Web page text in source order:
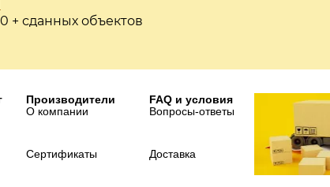
+ сданных объектов
Производители
О компании
Сертификаты
FAQ и условия
Вопросы-ответы
Доставка